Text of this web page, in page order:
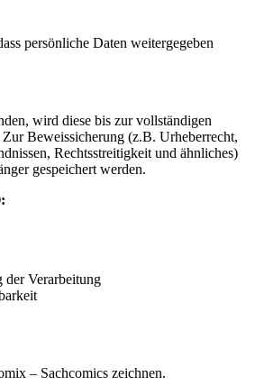
persönliche Daten weitergegeben
wird diese bis zur vollständigen
Beweissicherung (z.B. Urheberrecht,
Rechtsstreitigkeit und ähnliches)
gespeichert werden.
der Verarbeitung
– Sachcomics zeichnen.